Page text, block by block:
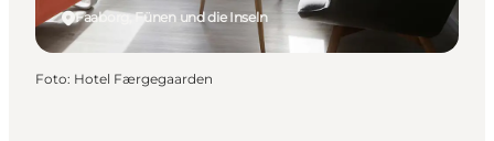
Faaborg, Fünen und die Inseln
Foto: Hotel Færgegaarden